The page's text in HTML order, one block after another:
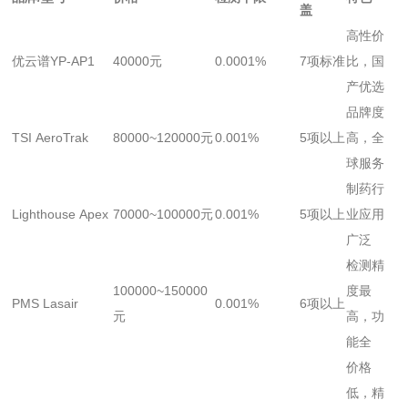
盖
优云谱YP-AP1 40000元 0.0001% 7项标准
高性价
比，国
产优选
TSI AeroTrak 80000~120000元0.001% 5项以上
品牌度
高，全
球服务
Lighthouse Apex 70000~100000元0.001% 5项以上
制药行
业应用
广泛
PMS Lasair
100000~150000
元
0.001% 6项以上
检测精
度最
高，功
能全
价格
低，精